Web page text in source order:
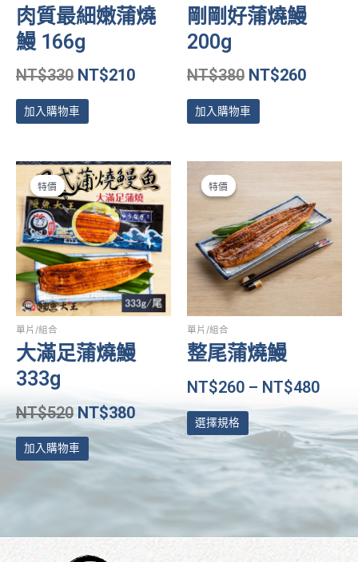
肉質最細嫩蒲燒
鰻 166g
NT$330 NT$210
加入購物車
剛剛好蒲燒鰻
200g
NT$380 NT$260
加入購物車
特價
特價
單片/組合
大滿足蒲燒鰻
333g
NT$520
原
始
價
格：
NT$520。
NT$380
目
前
價
格：
NT$380。
加入購物車
特價
特價
單片/組合
整尾蒲燒鰻
NT$260 – NT$480
選擇規格
有
多
種
款
式。
產
品
選
擇
選
項